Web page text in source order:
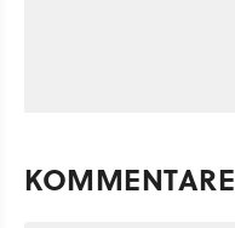
KOMMENTARE